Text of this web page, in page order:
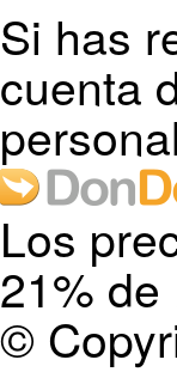
Si has
cuenta
Los
21% de
©